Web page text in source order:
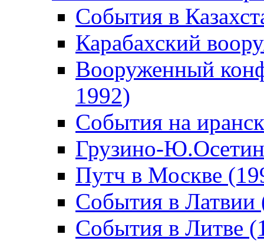
События в
Карабахский
Вооруженный
1992)
События на
Грузино-
Путч в Москве
События в Латвии
События в Литве